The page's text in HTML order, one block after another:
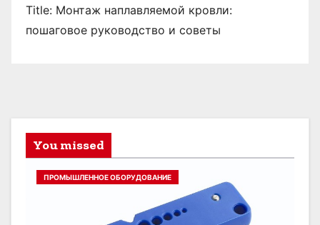
Title: Монтаж наплавляемой кровли:
пошаговое руководство и советы
You missed
ПРОМЫШЛЕННОЕ ОБОРУДОВАНИЕ